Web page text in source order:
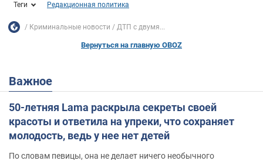
Теги Редакционная политика
Криминальные новости ДТП с двумя...
Вернуться на главную OBOZ
Важное
50-летняя Lama раскрыла секреты своей
красоты и ответила на упреки, что сохраняет
молодость, ведь у нее нет детей
По словам певицы, она не делает ничего необычного